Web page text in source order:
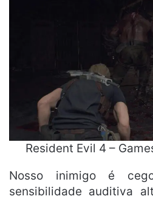
Resident Evil 4 –
Nosso inimigo é
sensibilidade auditiva